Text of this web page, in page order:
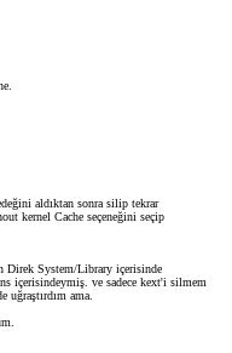
aldıktan sonra silip tekrar
kernel Cache seçeneğini seçip
Direk System/Library içerisinde
içerisindeymiş. ve sadece kext'i silmem
uğraştırdım ama.